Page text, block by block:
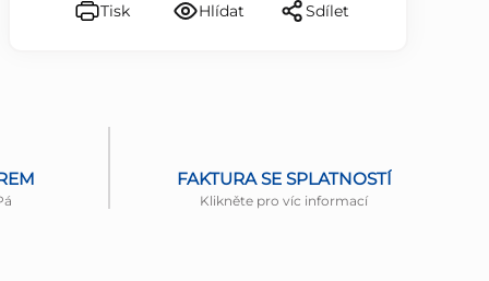
Tisk
Hlídat Sdílet
FAKTURA SE SPLATNOSTÍ
Klikněte pro víc informací